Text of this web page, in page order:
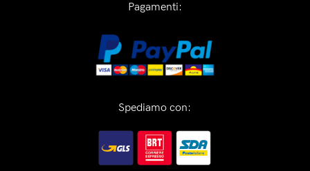
Pagamenti:
Spediamo con: